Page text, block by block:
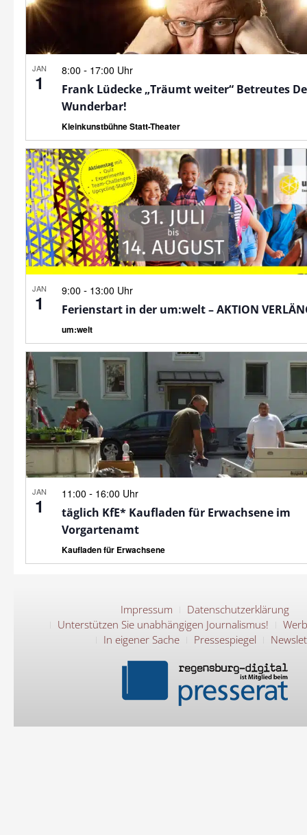
JAN
1
8:00 - 17:00 Uhr
Frank Lüdecke „Träumt weiter“ Betreutes
Wunderbar!
Kleinkunstbühne Statt-Theater
JAN
1
9:00 - 13:00 Uhr
Ferienstart in der um:welt – AKTION
um:welt
JAN
1
11:00 - 16:00 Uhr
täglich KfE* Kaufladen für Erwachsene im
Vorgartenamt
Kaufladen für Erwachsene
Impressum
Datenschutzerklärung
Unterstützen Sie unabhängigen Journalismus!
In eigener Sache
Pressespiegel